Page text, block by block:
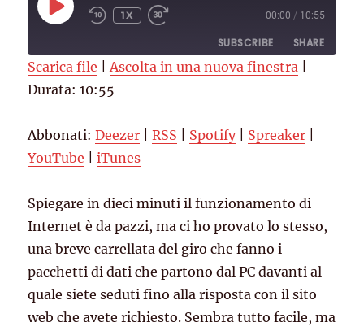
PLAY
EPISODE
1X 00:00 / 10:55
SUBSCRIBE SHARE
Deezer
YouTube iTunes
RSS FEED
SHARE
EMBED
Scarica file |Ascolta in una nuova finestra
Durata: 10:55
Abbonati:Deezer |RSS Spotify| Spreaker
YouTube |iTunes
Spiegare in dieci minuti il funzionamento di
Internet è da pazzi, ma ci ho provato lo stesso,
una breve carrellata del giro che fanno i
pacchetti di dati che partono dal PC davanti al
quale siete seduti fino alla risposta con il sito
web che avete richiesto. Sembra tutto facile, ma